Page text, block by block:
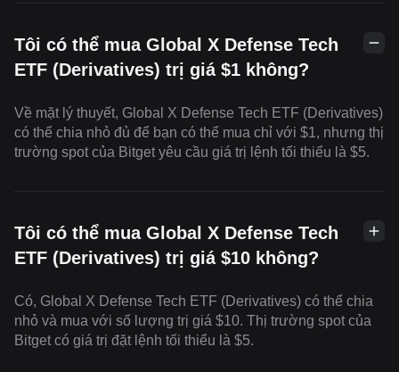
Tôi có thể mua Global X Defense Tech
ETF (Derivatives) trị giá $1 không?
Về mặt lý thuyết, Global X Defense Tech ETF (Derivatives)
có thể chia nhỏ đủ để bạn có thể mua chỉ với $1, nhưng thị
trường spot của Bitget yêu cầu giá trị lệnh tối thiểu là $5.
Tôi có thể mua Global X Defense Tech
ETF (Derivatives) trị giá $10 không?
Có, Global X Defense Tech ETF (Derivatives) có thể chia
nhỏ và mua với số lượng trị giá $10. Thị trường spot của
Bitget có giá trị đặt lệnh tối thiểu là $5.